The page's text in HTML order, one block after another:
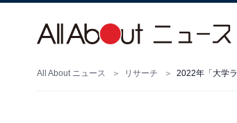
All About ニュース リサーチ 2022年「大学